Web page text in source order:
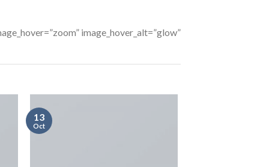
image_hover_alt=”glow”
13
Oct